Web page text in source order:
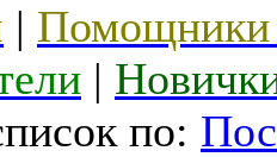
| Помощники
|
по: